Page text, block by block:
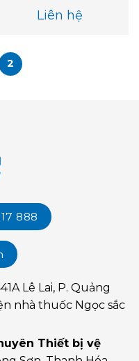
Liên hệ
2
888
Lê Lai, P. Quảng
nhà thuốc Ngọc sắc
Thiết bị vệ